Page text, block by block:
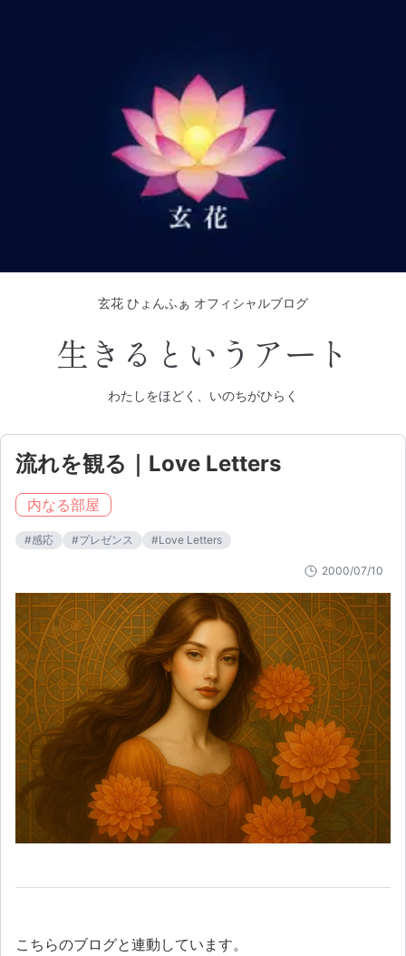
玄花 ひょんふぁ オフィシャルブログ
生きるというアート
わたしをほどく、いのちがひらく
流れを観る｜Love Letters
内なる部屋
#感応 #プレゼンス #Love Letters
2000/07/10
こちらのブログと連動しています。